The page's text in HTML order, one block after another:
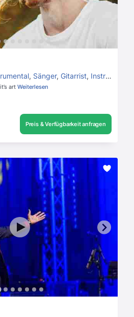
, Sänger, Gitarrist, Instrumentalmusik
art Weiterlesen
Preis & Verfügbarkeit anfragen